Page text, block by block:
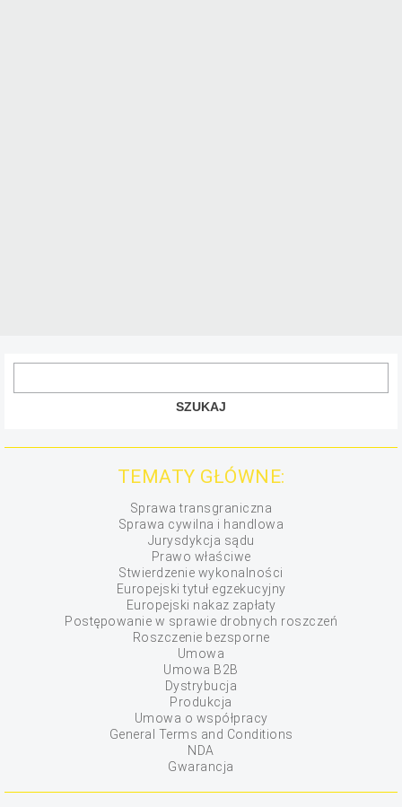
TEMATY GŁÓWNE:
Sprawa transgraniczna
Sprawa cywilna i handlowa
Jurysdykcja sądu
Prawo właściwe
Stwierdzenie wykonalności
Europejski tytuł egzekucyjny
Europejski nakaz zapłaty
Postępowanie w sprawie drobnych roszczeń
Roszczenie bezsporne
Umowa
Umowa B2B
Dystrybucja
Produkcja
Umowa o współpracy
General Terms and Conditions
NDA
Gwarancja